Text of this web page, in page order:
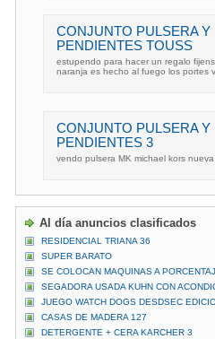
CONJUNTO PULSERA Y
PENDIENTES TOUSS
estupendo para hacer un regalo
naranja es hecho al fuego los portes
CONJUNTO PULSERA Y
PENDIENTES 3
vendo pulsera MK michael kors
Al día anuncios clasificados
RESIDENCIAL TRIANA 36
SUPER BARATO
SE COLOCAN MAQUINAS A
SEGADORA USADA KUHN CON
JUEGO WATCH DOGS DESDSEC
CASAS DE MADERA 127
DETERGENTE + CERA KARCHER 3